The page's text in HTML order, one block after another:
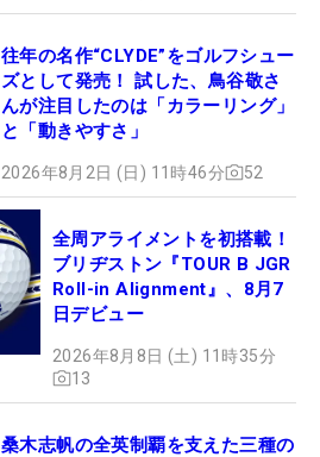
往年の名作“CLYDE”をゴルフシュー
ズとして発売！ 試した、鳥谷敬さ
んが注目したのは「カラーリング」
と「動きやすさ」
2026年8月2日 (日) 11時46分 52
全周アライメントを初搭載！
ブリヂストン『TOUR B JGR
Roll-in Alignment』、8月7
日デビュー
2026年8月8日 (土) 11時35分
13
桑木志帆の全英制覇を支えた三種の